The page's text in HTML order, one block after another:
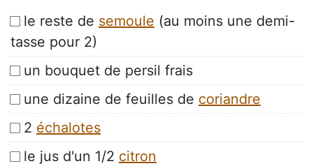
le reste de semoule (au moins une demi-
tasse pour 2)
un bouquet de persil frais
une dizaine de feuilles de coriandre
2 échalotes
le jus d'un 1/2 citron